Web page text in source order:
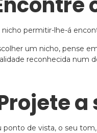
nicho permitir-lhe-á
um nicho, pense
reconhecida num
ponto de vista, o seu